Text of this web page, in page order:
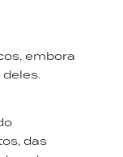
embora
das